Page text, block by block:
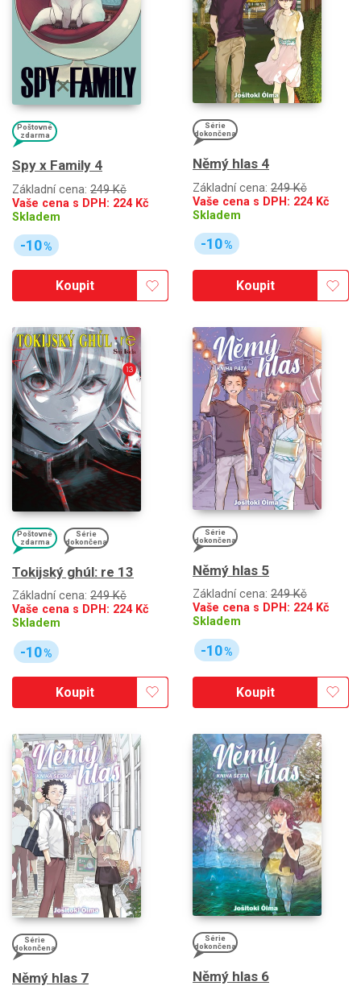
Poštovné
zdarma
Spy x Family 4
Základní cena: 249 Kč
Vaše cena s DPH: 224Kč
Skladem
-10%
Koupit
Série
dokončena
Němý hlas 4
Základní cena: 249 Kč
Vaše cena s DPH: 224Kč
Skladem
-10%
Koupit
Poštovné
zdarma
Série
dokončena
Tokijský ghúl: re 13
Základní cena: 249 Kč
Vaše cena s DPH: 224Kč
Skladem
-10%
Koupit
Série
dokončena
Němý hlas 5
Základní cena: 249 Kč
Vaše cena s DPH: 224Kč
Skladem
-10%
Koupit
Série
dokončena
Němý hlas 7
Série
dokončena
Němý hlas 6